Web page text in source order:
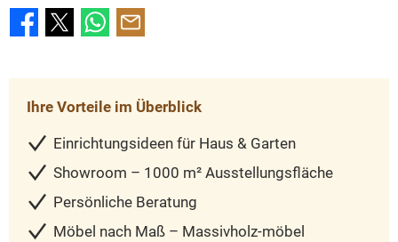
Ihre Vorteile im Überblick
Einrichtungsideen für Haus & Garten
Showroom – 1000 m² Ausstellungsfläche
Persönliche Beratung
Möbel nach Maß – Massivholz-möbel